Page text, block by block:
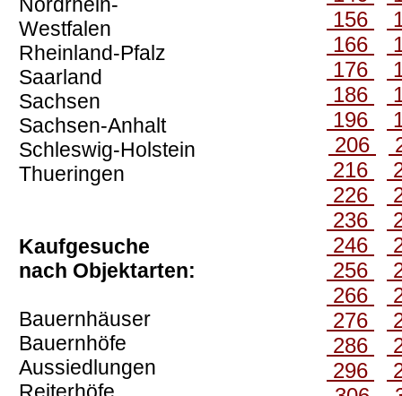
Westfalen
Rheinland-Pfalz
Saarland
Sachsen
Sachsen-Anhalt
Schleswig-Holstein
Thueringen
Kaufgesuche
nach Objektarten:
Bauernhäuser
Bauernhöfe
Aussiedlungen
156
166
176
186
196
206
216
226
236
246
256
266
276
286
296